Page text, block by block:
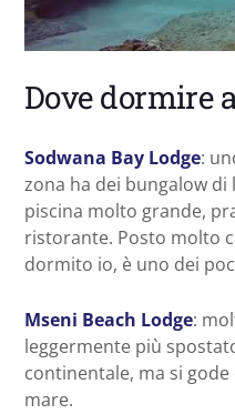
Dove dormire
Sodwana Bay Lodge:
zona ha dei bungalow di
piscina molto grande,
ristorante. Posto molto
dormito io, è uno dei
Mseni Beach Lodge:
leggermente più
continentale, ma si
mare.